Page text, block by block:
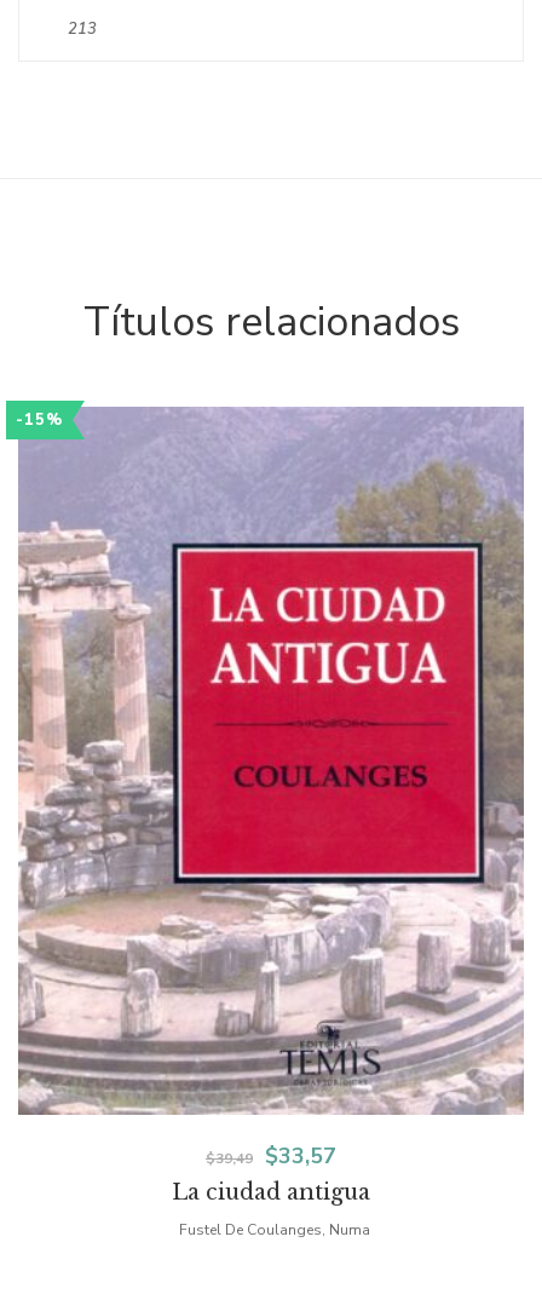
213
Títulos relacionados
-15%
La ciudad antigua
$39,49
El
precio
original
$33,57
precio
actual
Fustel De Coulanges, Numa